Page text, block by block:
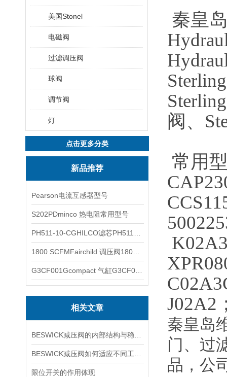
美国Stonel
电磁阀
过滤调压阀
球阀
调节阀
灯
点击更多分类
新品推荐
Pearson电流互感器型号
S202PDminco 热电阻常用型号
相关文章
限位开关的作用体现
秦皇
阀、
常用
J02A2
秦皇岛
门、过
品，公